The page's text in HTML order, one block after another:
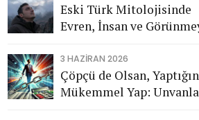
Eski Türk Mitolojisinde
Evren, İnsan ve
3 HAZIRAN 2026
Çöpçü de Olsan,
Mükemmel Yap: